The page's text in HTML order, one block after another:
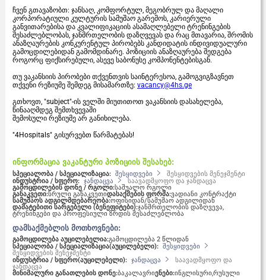
ინფორმაცია ვაკანტური პოზიციის შესახებ:
სპეციალობა / სპეციალიზაცია: შესყიდვები შესყიდვების მენეჯმენტი
ინდუსტრია / სფერო: ჯანდაცვა საავადმყოფო და ჯანდაცვა
გამოცდილების დონე / რგოლი:საშუალო რგოლი
განაკვეთი:სრული განაკვეთიდასაქმების ფორმა:ვადიანი კონტრაქტი
სამუშაოს ადგილმდებარეობა:ოფისიდან/სამუშაო ადგილიდან
დამატებითი სარგებელი (ბენეფიტები):ჯანმრთელობის დაზღვევა,
ტრენინგები და პროფესიული ზრდის შესაძლებლობა
დამსაქმებლის მოთხოვნები:
გამოცდილება აუცილებელია:გამოცდილება 2 წლიდან
სპეციალობა / სპეციალიზაცია(აუცილებელი):
შესყიდვები
შესყიდვების მენეჯმენტი
ინდუსტრია / სფერო(აუცილებელი): ჯანდაცვა
საავადმყოფო და
ჯანდაცვა
მინიმალური განათლების დონე:ბაკალავრიენები:ინგლისური,რუსული
ჩვენ გთავაზობთ: ჯანსაღ, კომფორტულ, მეგობრულ და მაღალი
კორპორატიული კულტურის სამუშაო გარემოს, კარიერული
განვითარებისა და კვალიფიკაციის ასამაღლებელი ტრენინგების
შესაძლებლობას, ჯანმრთელობის დაზღვევას და რაც მთავარია, შრომის
ანაზღაურების კონკურენტულ პირობებს კანდიდატის ინდივიდუალური
გამოცდილებიდან გამომდინარე. პოზიციის ანაზღაურება შედგება
როგორც ფიქსირებული, ასევე საბონუსე კომპონენტებისგან.
თუ ვაკანსიის პირობები თქვენთვის საინტერესოა, გამოგვიგზავნეთ
თქვენი რეზიუმე შემდეგ მისამართზე: vacancy@4hs.ge
გთხოვთ, "subject"-ის ველში მიუთითოთ ვაკანსიის დასახელება,
წინააღმდეგ შემთხვევაში
შემოსული რეზიუმე არ განიხილება.
"4Hospitals" გისურვებთ წარმატებას!